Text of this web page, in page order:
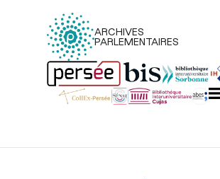
ARCHIVES
PARLEMENTAIRES
Menu